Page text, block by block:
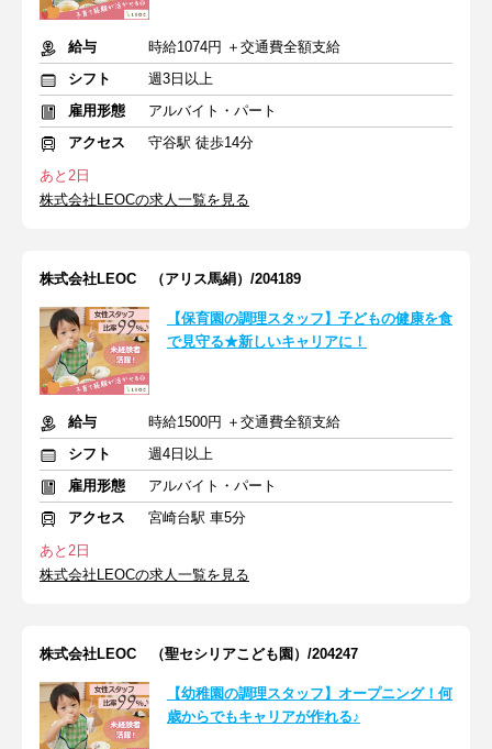
給与
時給1074円 ＋交通費全額支給
シフト
週3日以上
雇用形態
アルバイト・パート
アクセス
守谷駅 徒歩14分
あと2日
株式会社LEOCの求人一覧を見る
株式会社LEOC （アリス馬絹）/204189
【保育園の調理スタッフ】子どもの健康を食
で見守る★新しいキャリアに！
給与
時給1500円 ＋交通費全額支給
シフト
週4日以上
雇用形態
アルバイト・パート
アクセス
宮崎台駅 車5分
あと2日
株式会社LEOCの求人一覧を見る
株式会社LEOC （聖セシリアこども園）/204247
【幼稚園の調理スタッフ】オープニング！何
歳からでもキャリアが作れる♪